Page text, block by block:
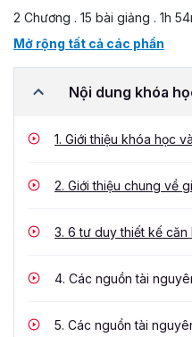
2 Chương . 15 bài giảng . 1h
Mở rộng tất cả các phần
Nội dung khóa
1. Giới thiệu khóa học
2. Giới thiệu chung về
3. 6 tư duy thiết kế căn
4. Các nguồn tài
5. Các nguồn tài